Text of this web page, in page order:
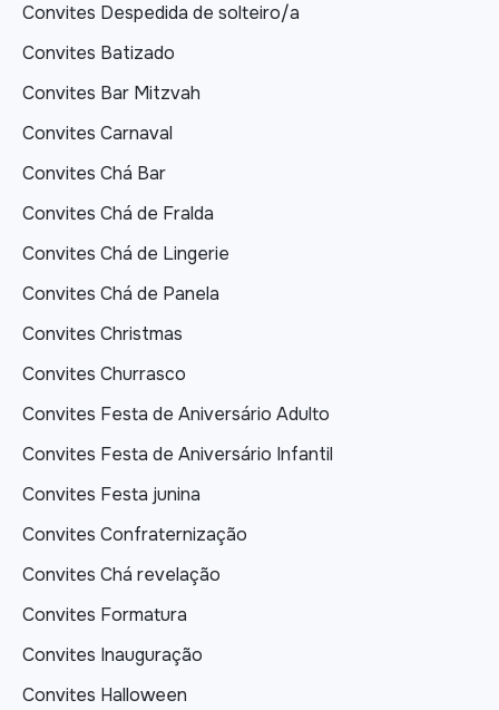
Convites Despedida de solteiro/a
Convites Batizado
Convites Bar Mitzvah
Convites Carnaval
Convites Chá Bar
Convites Chá de Fralda
Convites Chá de Lingerie
Convites Chá de Panela
Convites Christmas
Convites Churrasco
Convites Festa de Aniversário Adulto
Convites Festa de Aniversário Infantil
Convites Festa junina
Convites Confraternização
Convites Chá revelação
Convites Formatura
Convites Inauguração
Convites Halloween